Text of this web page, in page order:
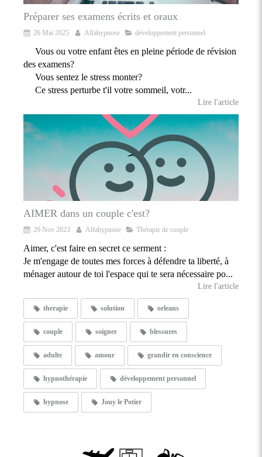
Préparer ses examens écrits et oraux
26 Mai 2025 Alfahypnose développement personnel
Vous ou votre enfant êtes en pleine période de révision
des examens?
Vous sentez le stress monter?
Ce stress perturbe t'il votre sommeil, votr...
Lire l'article
AIMER dans un couple c'est?
29 Nov 2023 Alfahypnose Thérapie de couple
Aimer, c'est faire en secret ce serment :
Je m'engage de toutes mes forces à défendre ta liberté, à
ménager autour de toi l'espace qui te sera nécessaire po...
Lire l'article
therapie solution orleans
couple soigner blessures
adulte amour grandir en conscience
hypnothérapie développement personnel
hypnose Jouy le Potier